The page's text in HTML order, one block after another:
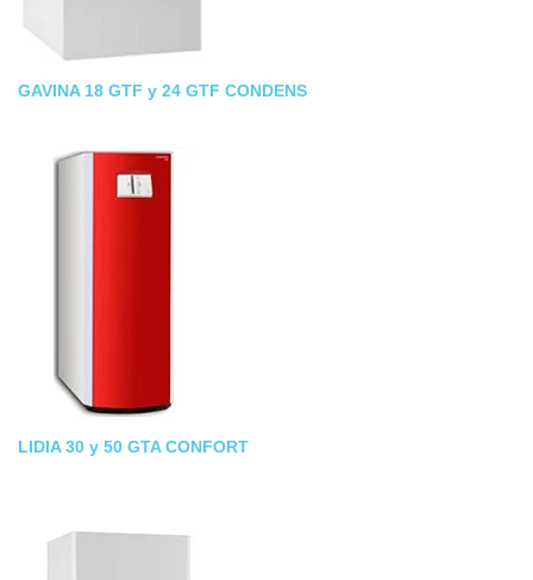
GAVINA 18 GTF y 24 GTF CONDENS
LIDIA 30 y 50 GTA CONFORT